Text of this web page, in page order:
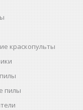
краскопульты
пилы